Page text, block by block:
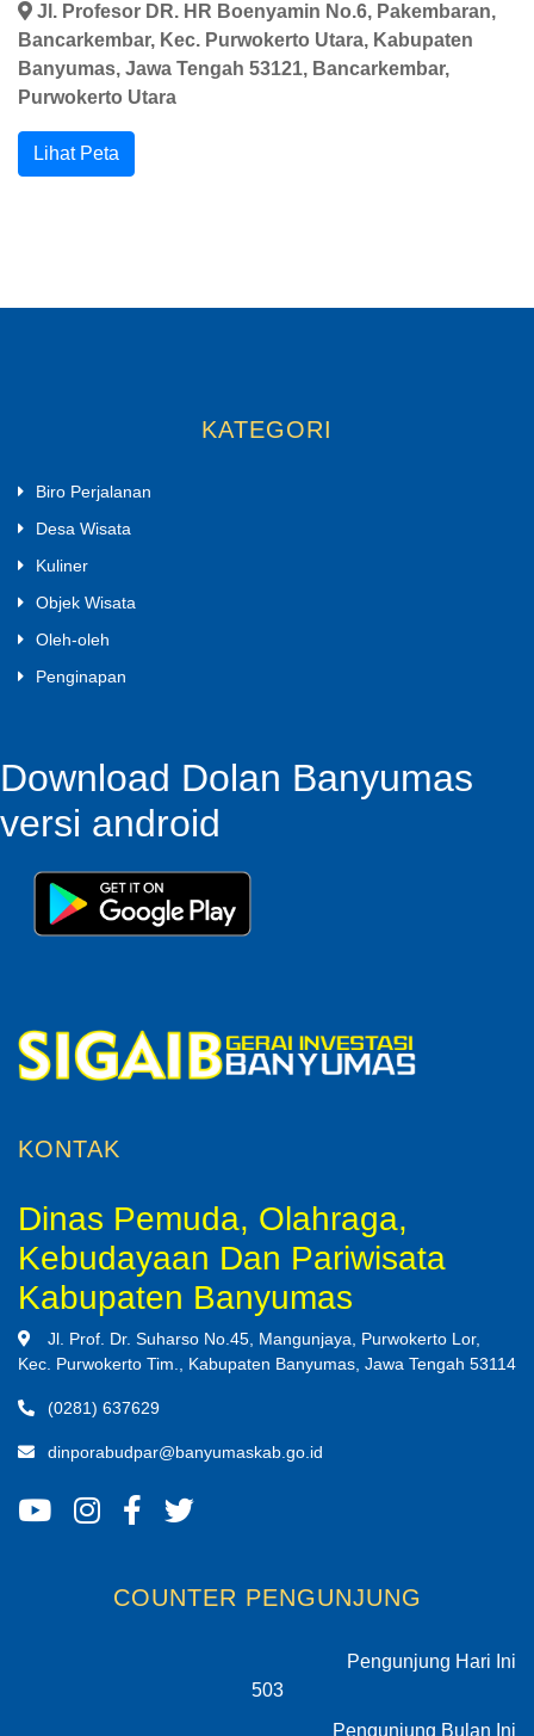
Jl. Profesor DR. HR Boenyamin No.6, Pakembaran,
Bancarkembar, Kec. Purwokerto Utara, Kabupaten
Banyumas, Jawa Tengah 53121, Bancarkembar,
Purwokerto Utara
Lihat Peta
KATEGORI
Biro Perjalanan
Desa Wisata
Kuliner
Objek Wisata
Oleh-oleh
Penginapan
Download Dolan Banyumas
versi android
KONTAK
Dinas Pemuda, Olahraga,
Kebudayaan Dan Pariwisata
Kabupaten Banyumas
Jl. Prof. Dr. Suharso No.45, Mangunjaya, Purwokerto Lor,
Kec. Purwokerto Tim., Kabupaten Banyumas, Jawa Tengah 53114
(0281) 637629
dinporabudpar@banyumaskab.go.id
COUNTER PENGUNJUNG
Pengunjung Hari Ini
503
Pengunjung Bulan Ini